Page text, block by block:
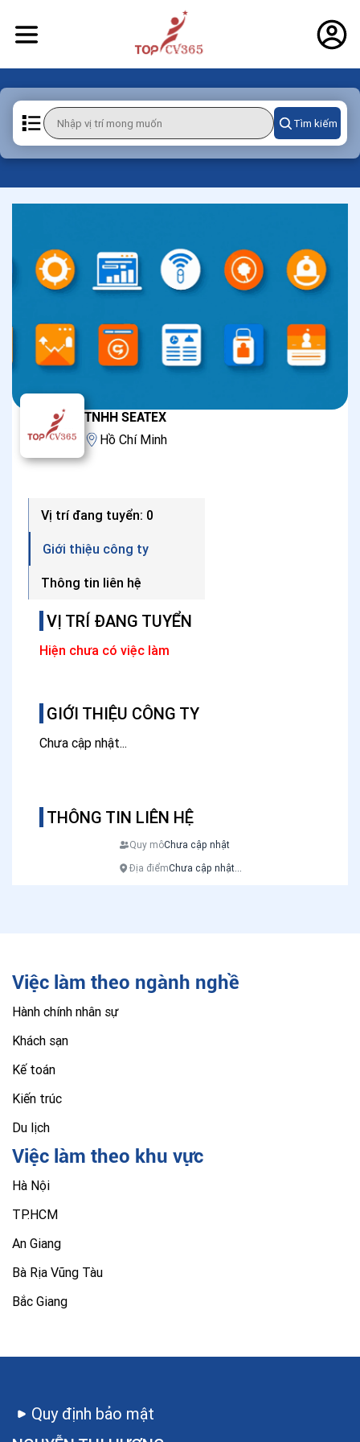
Tìm kiếm
TNHH SEATEX
Hồ Chí Minh
VỊ TRÍ ĐANG TUYỂN
Hiện chưa có việc làm
GIỚI THIỆU CÔNG TY
Chưa cập nhật...
THÔNG TIN LIÊN HỆ
Quy môChưa cập nhật
Địa điểmChưa cập nhật...
Vị trí đang tuyển: 0
Giới thiệu công ty
Thông tin liên hệ
Việc làm theo ngành nghề
Hành chính nhân sự
Khách sạn
Kế toán
Kiến trúc
Du lịch
Việc làm theo khu vực
Hà Nội
TP.HCM
An Giang
Bà Rịa Vũng Tàu
Bắc Giang
Quy định bảo mật